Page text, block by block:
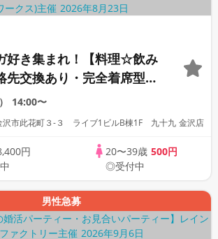
好き集まれ！【料理☆飲み
先交換あり・完全着席型】
☆１名参加多数・初参加も
14:00〜
沢市此花町３-３ ライブ1ビルB棟1F 九十九 金沢店
円
20〜39歳 500円
◎受付中
男性急募